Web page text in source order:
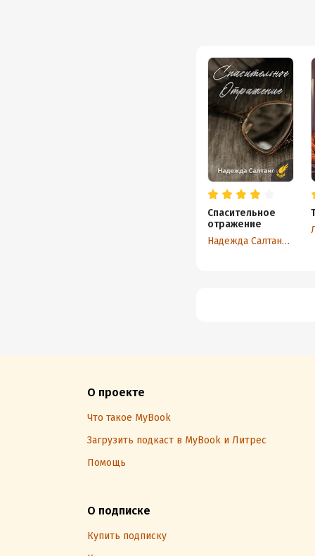
Спасительное
отражение
Надежда Салтанова
О проекте
Что такое MyBook
Загрузить подкаст в MyBook и Литрес
Помощь
О подписке
Купить подписку